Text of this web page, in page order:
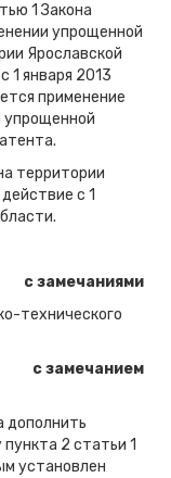
1 Закона
упрощенной
Ярославской
1 января 2013
применение
упрощенной
территории
с 1
с замечаниями
технического
с замечанием
дополнить
2 статьи 1
установлен